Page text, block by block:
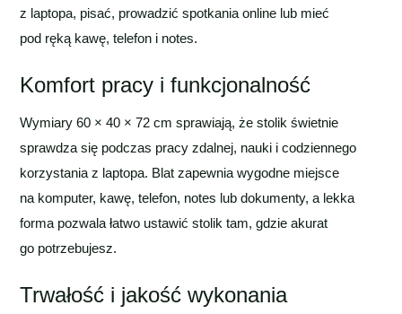
z laptopa, pisać, prowadzić spotkania online lub mieć
pod ręką kawę, telefon i notes.
Komfort pracy i funkcjonalność
Wymiary 60 × 40 × 72 cm sprawiają, że stolik świetnie
sprawdza się podczas pracy zdalnej, nauki i codziennego
korzystania z laptopa. Blat zapewnia wygodne miejsce
na komputer, kawę, telefon, notes lub dokumenty, a lekka
forma pozwala łatwo ustawić stolik tam, gdzie akurat
go potrzebujesz.
Trwałość i jakość wykonania